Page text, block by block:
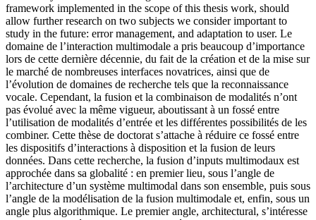
framework implemented in the scope of this thesis work, should
allow further research on two subjects we consider important to
study in the future: error management, and adaptation to user. Le
domaine de l’interaction multimodale a pris beaucoup d’importance
lors de cette dernière décennie, du fait de la création et de la mise sur
le marché de nombreuses interfaces novatrices, ainsi que de
l’évolution de domaines de recherche tels que la reconnaissance
vocale. Cependant, la fusion et la combinaison de modalités n’ont
pas évolué avec la même vigueur, aboutissant à un fossé entre
l’utilisation de modalités d’entrée et les différentes possibilités de les
combiner. Cette thèse de doctorat s’attache à réduire ce fossé entre
les dispositifs d’interactions à disposition et la fusion de leurs
données. Dans cette recherche, la fusion d’inputs multimodaux est
approchée dans sa globalité : en premier lieu, sous l’angle de
l’architecture d’un système multimodal dans son ensemble, puis sous
l’angle de la modélisation de la fusion multimodale et, enfin, sous un
angle plus algorithmique. Le premier angle, architectural, s’intéresse